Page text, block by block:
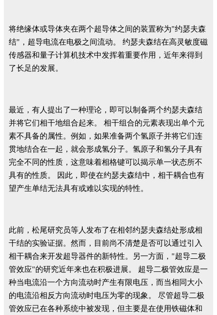
将绝缘体或导体夹在两个超导体之间的装置称为"约瑟夫森
结"，超导电流在电极之间流动。 约瑟夫森结在高灵敏度磁
传感器和量子计算机技术中发挥着重要作用，近年来得到
了长足的发展。
最近，有人提出了一种理论，即可以制备两个约瑟夫森结
并将它们相干地组合起来。 相干组合的元素表现出单个元
素不具备的属性。例如，如果准备两个氢原子并将它们连
贯地结合在一起，就会形成氢分子。氢原子和氢分子具有
完全不同的性质，这意味着相格键可以揭示单一状态所不
具有的性质。 因此，即使在约瑟夫森结中，相干耦合也有
望产生单结无法具有或难以实现的特性。
此前，松尾研究员等人发布了在相邻约瑟夫森结处形成相
干结的实验证据。然而，目前尚不清楚是否可以通过引入
相干耦合来开发超导器件的新特性。另一方面，"超导二极
管效应"的研究近年来也在积极进展。 超导二极管效应是一
种当电流沿一个方向流动时产生有限电压，而当相同大小
的电流沿相反方向流动时电压为零的现象。 尽管超导二极
管效应已在各种系统中被发现，但主要是在使用铁磁体和